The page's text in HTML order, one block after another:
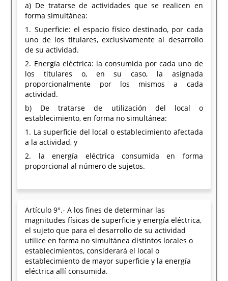
a) De tratarse de actividades que se realicen en
forma simultánea:
1. Superficie: el espacio físico destinado, por cada
uno de los titulares, exclusivamente al desarrollo
de su actividad.
2. Energía eléctrica: la consumida por cada uno de
los titulares o, en su caso, la asignada
proporcionalmente por los mismos a cada
actividad.
b) De tratarse de utilización del local o
establecimiento, en forma no simultánea:
1. La superficie del local o establecimiento afectada
a la actividad, y
2. la energía eléctrica consumida en forma
proporcional al número de sujetos.
Artículo 9°.- A los fines de determinar las
magnitudes físicas de superficie y energía eléctrica,
el sujeto que para el desarrollo de su actividad
utilice en forma no simultánea distintos locales o
establecimientos, considerará el local o
establecimiento de mayor superficie y la energía
eléctrica allí consumida.